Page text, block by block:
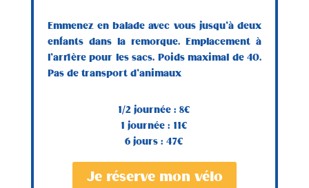
Emmenez en balade avec vous jusqu’à deux
enfants dans la remorque. Emplacement à
l’arrière pour les sacs. Poids maximal de 40.
Pas de transport d’animaux
1/2 journée : 8€
1 journée : 11€
6 jours : 47€
Je réserve mon vélo